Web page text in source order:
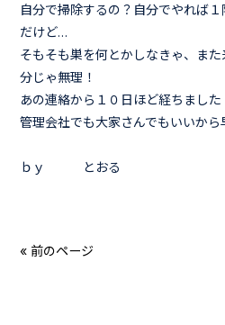
自分で掃除するの？自分でやれば
だけど…
そもそも巣を何とかしなきゃ、ま
分じゃ無理！
あの連絡から１０日ほど経ちました
管理会社でも大家さんでもいいから
ｂｙ とおる
« 前のページ